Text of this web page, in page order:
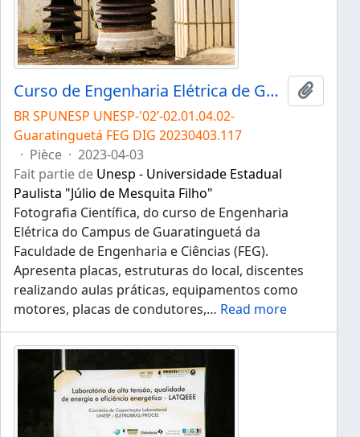
Curso de Engenharia Elétrica de Guaratinguetá
Ajouter
BR SPUNESP UNESP-'02’-02.01.04.02-
Guaratinguetá FEG DIG 20230403.117
· Pièce · 2023-04-03
Fait partie de Unesp - Universidade Estadual
Paulista "Júlio de Mesquita Filho"
Fotografia Científica, do curso de Engenharia
Elétrica do Campus de Guaratinguetá da
Faculdade de Engenharia e Ciências (FEG).
Apresenta placas, estruturas do local, discentes
realizando aulas práticas, equipamentos como
motores, placas de condutores,… Read more